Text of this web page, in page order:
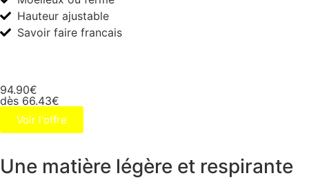
Hauteur ajustable
Savoir faire francais
94.90€
dès 66.43€
Voir l'offre
Une matière légère et respirante